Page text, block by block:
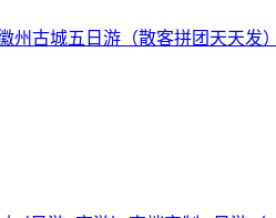
州古城五日游（散客拼团天天发）